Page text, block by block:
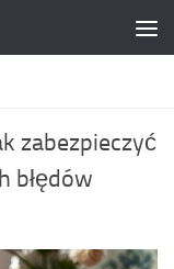
zabezpieczyć
błędów